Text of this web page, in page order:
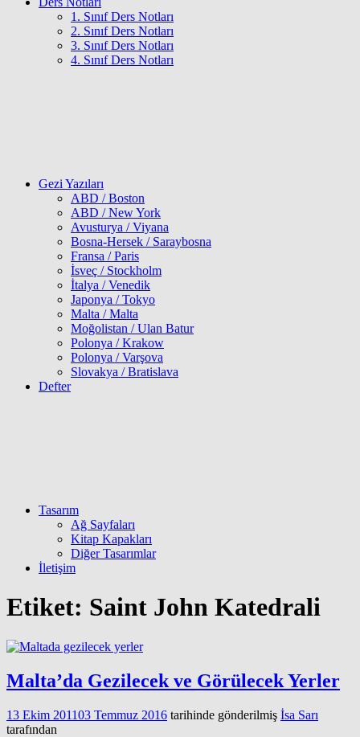
1. Sınıf Ders Notları
2. Sınıf Ders Notları
3. Sınıf Ders Notları
4. Sınıf Ders Notları
Gezi Yazıları
ABD / Boston
ABD / New York
Avusturya / Viyana
Bosna-Hersek / Saraybosna
Fransa / Paris
İsveç / Stockholm
İtalya / Venedik
Japonya / Tokyo
Malta / Malta
Moğolistan / Ulan Batur
Polonya / Krakow
Polonya / Varşova
Slovakya / Bratislava
Defter
Tasarım
Ağ Sayfaları
Kitap Kapakları
Diğer Tasarımlar
İletişim
Etiket: Saint John Katedrali
Malta’da Gezilecek ve Görülecek Yerler
13 Ekim 201103 Temmuz 2016 tarihinde gönderilmiş İsa Sarı
tarafından